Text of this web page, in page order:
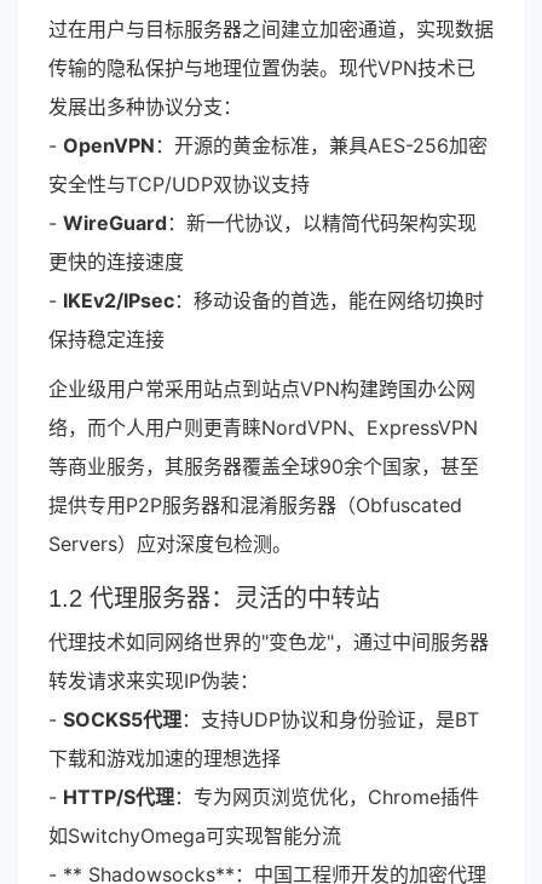
过在用户与目标服务器之间建立加密通道，实现数据
传输的隐私保护与地理位置伪装。现代VPN技术已
发展出多种协议分支：
- OpenVPN ：开源的黄金标准，兼具AES-256加密
安全性与TCP/UDP双协议支持
- WireGuard：新一代协议，以精简代码架构实现
更快的连接速度
- IKEv2/IPsec：移动设备的首选，能在网络切换时
保持稳定连接
企业级用户常采用站点到站点VPN构建跨国办公网
络，而个人用户则更青睐NordVPN、ExpressVPN
等商业服务，其服务器覆盖全球90余个国家，甚至
提供专用P2P服务器和混淆服务器（Obfuscated
Servers）应对深度包检测。
1.2 代理服务器：灵活的中转站
代理技术如同网络世界的"变色龙"，通过中间服务器
转发请求来实现IP伪装：
- SOCKS5代理：支持UDP协议和身份验证，是BT
下载和游戏加速的理想选择
- HTTP/S代理：专为网页浏览优化，Chrome插件
如SwitchyOmega可实现智能分流
- ** Shadowsocks**：中国工程师开发的加密代理